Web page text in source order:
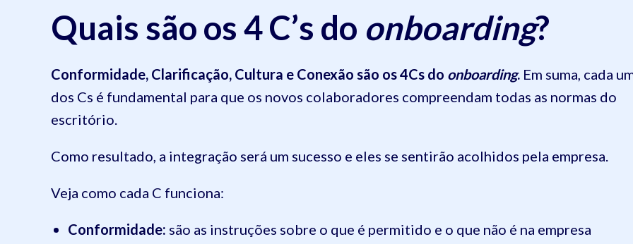
Quais são os 4 C’s do onboarding?
Conformidade, Clarificação, Cultura e Conexão são os 4Cs do onboarding. Em suma, cada
dos Cs é fundamental para que os novos colaboradores compreendam todas as normas do
escritório.
Como resultado, a integração será um sucesso e eles se sentirão acolhidos pela empresa.
Veja como cada C funciona:
Conformidade: são as instruções sobre o que é permitido e o que não é na empresa